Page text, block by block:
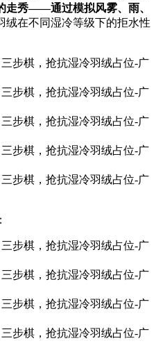
走秀——通过模拟风雾、雨、
绒在不同湿冷等级下的拒水性